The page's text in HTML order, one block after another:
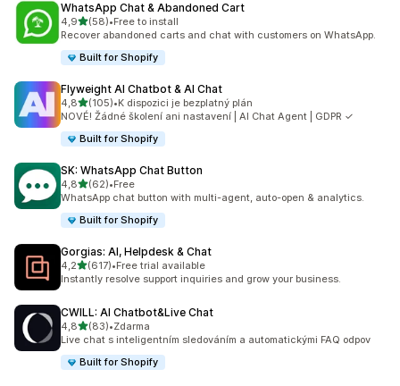
WhatsApp Chat & Abandoned Cart
4,9z 5 hvězd
(58)
Celkový počet recenzí: 58
•Free to install
Recover abandoned carts and chat with customers on WhatsApp.
Built for Shopify
Flyweight AI Chatbot & AI Chat
4,8z 5 hvězd
(105)
Celkový počet recenzí: 105
•K dispozici je bezplatný plán
NOVÉ! Žádné školení ani nastavení | AI Chat Agent | GDPR ✓
Built for Shopify
SK: WhatsApp Chat Button
4,8z 5 hvězd
(62)
Celkový počet recenzí: 62
•Free
WhatsApp chat button with multi-agent, auto-open & analytics.
Built for Shopify
Gorgias: AI, Helpdesk & Chat
4,2z 5 hvězd
(617)
Celkový počet recenzí: 617
•Free trial available
Instantly resolve support inquiries and grow your business.
CWILL: AI Chatbot&Live Chat
4,8z 5 hvězd
(83)
Celkový počet recenzí: 83
•Zdarma
Live chat s inteligentním sledováním a automatickými FAQ odpov
Built for Shopify